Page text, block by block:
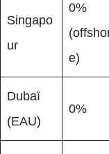
Singapo
ur
0%
e)
Dubaï
(EAU)
0%